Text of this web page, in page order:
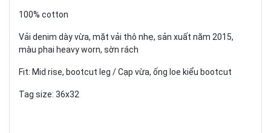
100% cotton
Vải denim dày vừa, mặt vải thô nhẹ, sản xuất năm 2015,
màu phai heavy worn, sờn rách
Fit: Mid rise, bootcut leg / Cạp vừa, ống loe kiểu bootcut
Tag size: 36x32